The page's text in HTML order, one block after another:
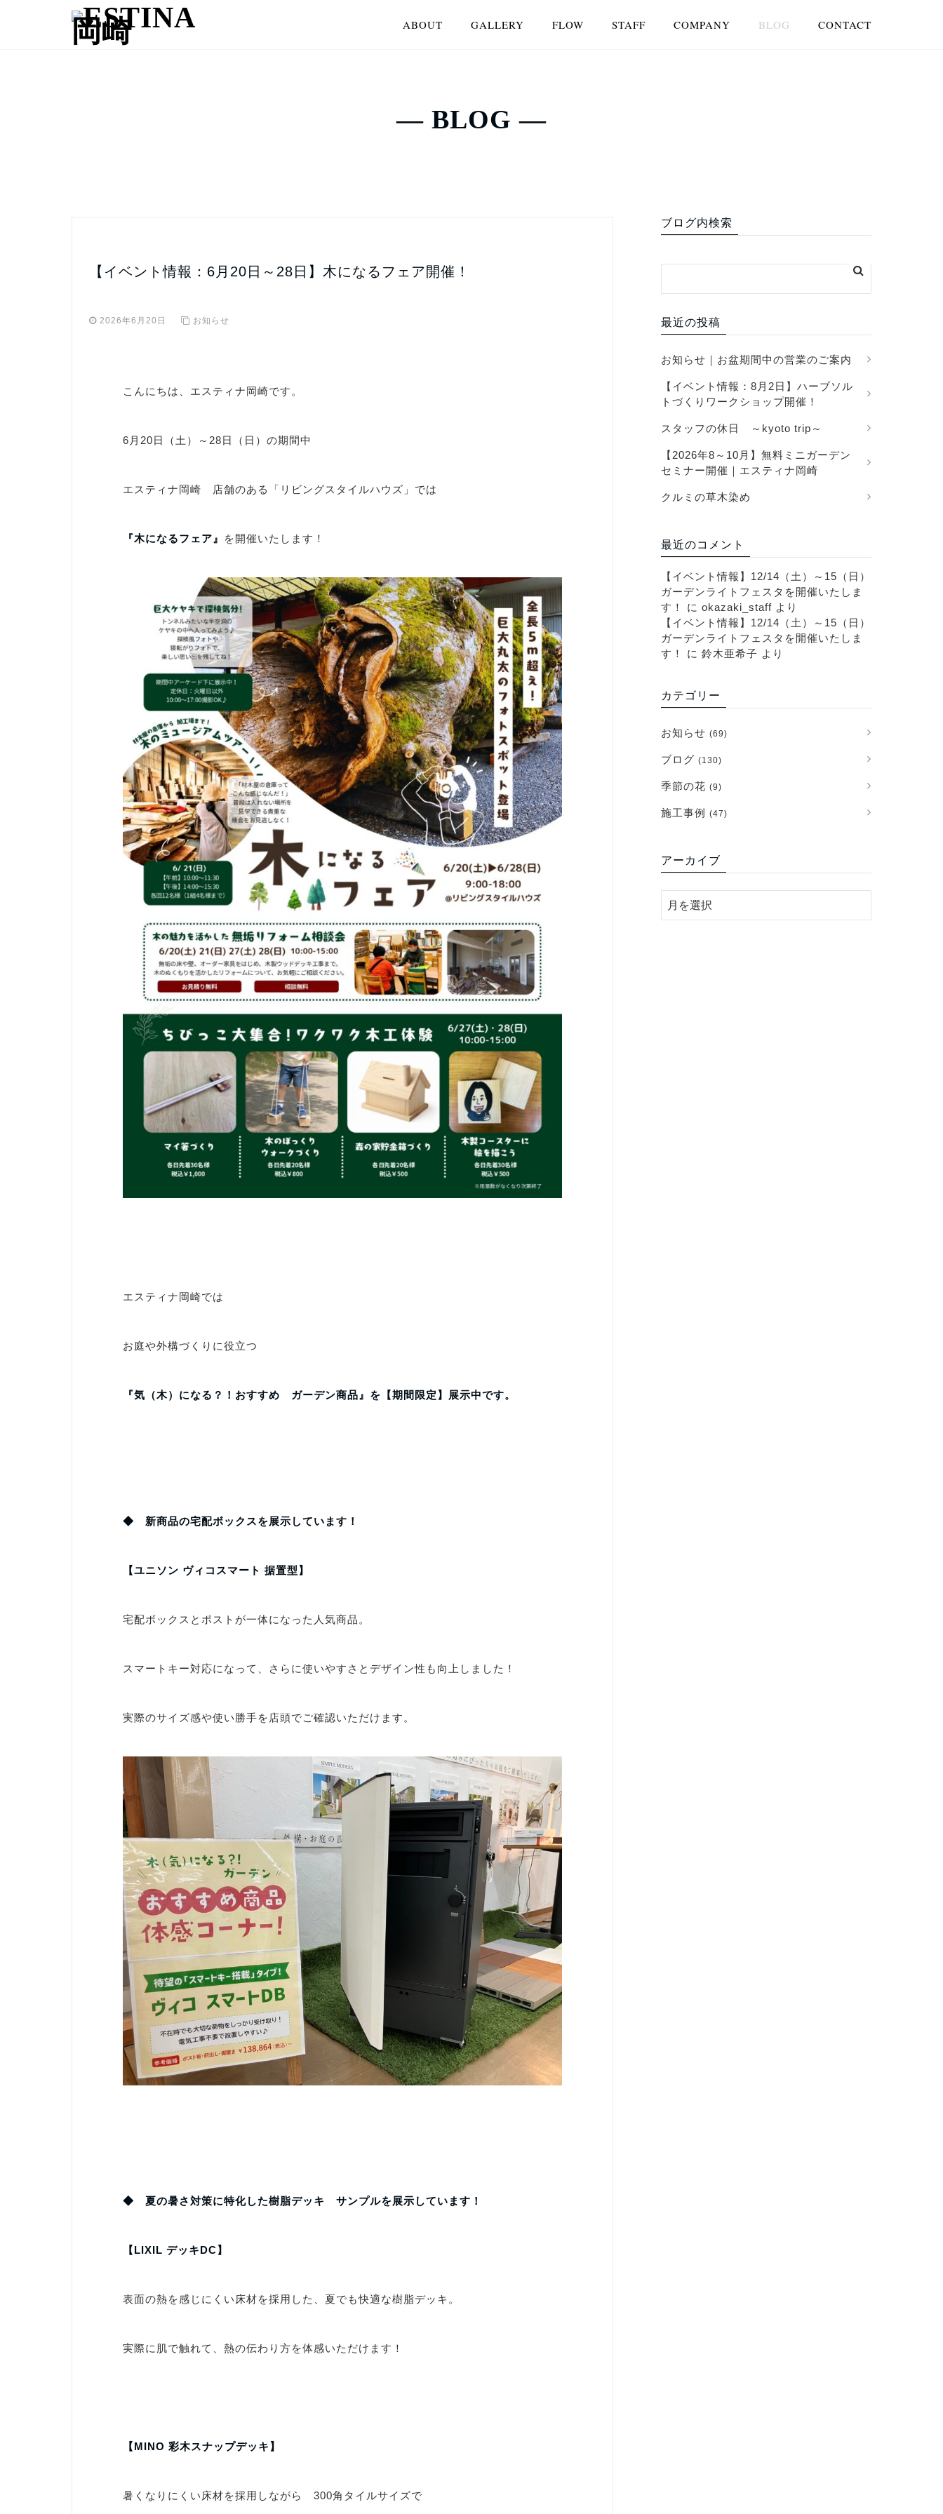
ABOUT GALLERY FLOW STAFF COMPANY BLOG CONTACT
― BLOG ―
【イベント情報：6月20日～28日】木になるフェア開催！
2026年6月20日 お知らせ
こんにちは、エスティナ岡崎です。
6月20日（土）～28日（日）の期間中
エスティナ岡崎 店舗のある「リビングスタイルハウズ」では
『木になるフェア』 を開催いたします！
エスティナ岡崎では
お庭や外構づくりに役立つ
『気（木）になる？！おすすめ ガーデン商品』を【期間限定】展示中です。
◆ 新商品の宅配ボックスを展示しています！
【ユニソン ヴィコスマート 据置型】
宅配ボックスとポストが一体になった人気商品。
スマートキー対応になって、さらに使いやすさとデザイン性も向上しました！
実際のサイズ感や使い勝手を店頭でご確認いただけます。
◆ 夏の暑さ対策に特化した樹脂デッキ サンプルを展示しています！
【LIXIL デッキDC】
表面の熱を感じにくい床材を採用した、夏でも快適な樹脂デッキ。
実際に肌で触れて、熱の伝わり方を体感いただけます！
【MINO 彩木スナップデッキ】
暑くなりにくい床材を採用しながら 300角タイルサイズで
ブログ内検索
最近の投稿
お知らせ｜お盆期間中の営業のご案内
【イベント情報：8月2日】ハーブソル
トづくりワークショップ開催！
スタッフの休日 ～kyoto trip～
【2026年8～10月】無料ミニガーデン
セミナー開催｜エスティナ岡崎
クルミの草木染め
最近のコメント
【イベント情報】12/14（土）～15（日）
ガーデンライトフェスタを開催いたしま
す！
に okazaki_staff より
【イベント情報】12/14（土）～15（日）
ガーデンライトフェスタを開催いたしま
す！
に 鈴木亜希子 より
カテゴリー
お知らせ (69)
ブログ (130)
季節の花 (9)
施工事例 (47)
アーカイブ